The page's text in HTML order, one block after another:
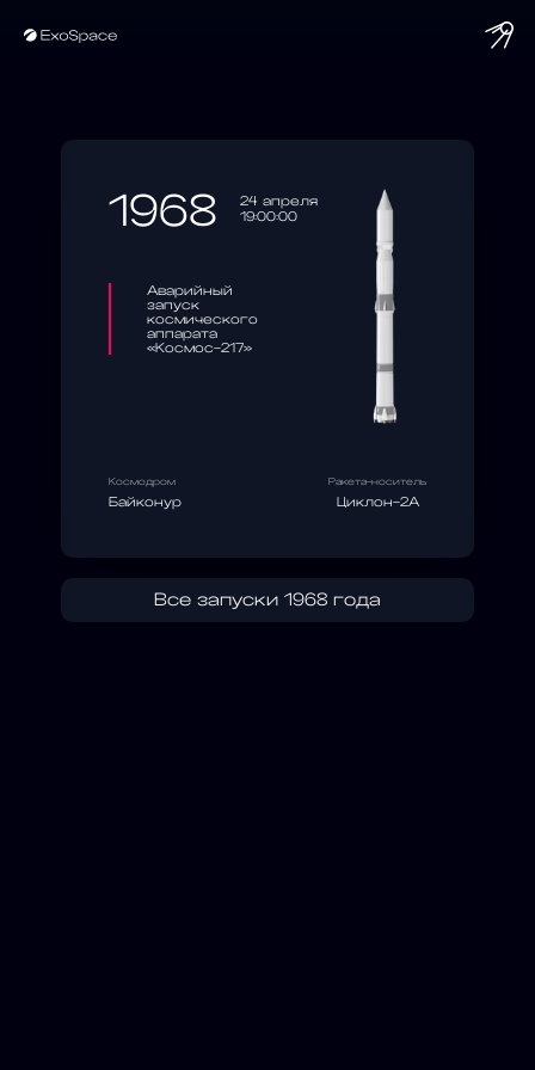
1968
24 апреля
19:00:00
Аварийный
запуск
космического
аппарата
«Космос-217»
Космодром
Байконур
Ракета-носитель
Циклон-2А
Все запуски 1968 года